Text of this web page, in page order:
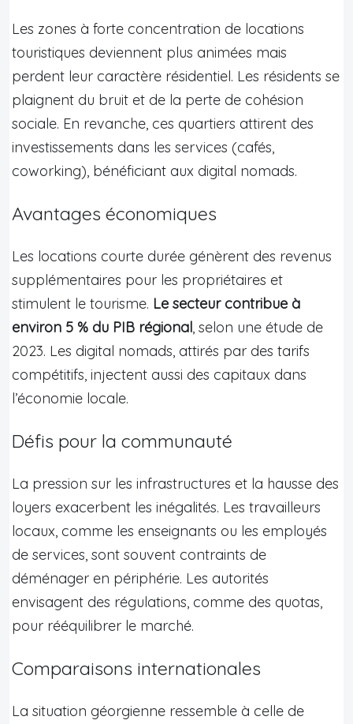
Les zones à forte concentration de locations
touristiques deviennent plus animées mais
perdent leur caractère résidentiel. Les résidents se
plaignent du bruit et de la perte de cohésion
sociale. En revanche, ces quartiers attirent des
investissements dans les services (cafés,
coworking), bénéficiant aux digital nomads.
Avantages économiques
Les locations courte durée génèrent des revenus
supplémentaires pour les propriétaires et
stimulent le tourisme. Le secteur contribue à
environ 5 % du PIB régional, selon une étude de
2023. Les digital nomads, attirés par des tarifs
compétitifs, injectent aussi des capitaux dans
l’économie locale.
Défis pour la communauté
La pression sur les infrastructures et la hausse des
loyers exacerbent les inégalités. Les travailleurs
locaux, comme les enseignants ou les employés
de services, sont souvent contraints de
déménager en périphérie. Les autorités
envisagent des régulations, comme des quotas,
pour rééquilibrer le marché.
Comparaisons internationales
La situation géorgienne ressemble à celle de